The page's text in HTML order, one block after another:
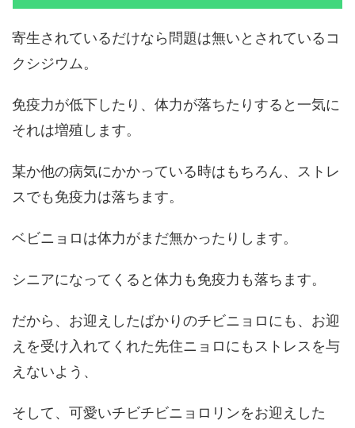
寄生されているだけなら問題は無いとされているコ
クシジウム。
免疫力が低下したり、体力が落ちたりすると一気に
それは増殖します。
某か他の病気にかかっている時はもちろん、ストレ
スでも免疫力は落ちます。
ベビニョロは体力がまだ無かったりします。
シニアになってくると体力も免疫力も落ちます。
だから、お迎えしたばかりのチビニョロにも、お迎
えを受け入れてくれた先住ニョロにもストレスを与
えないよう、
そして、可愛いチビチビニョロリンをお迎えした